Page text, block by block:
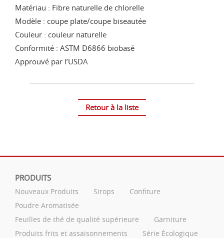
Matériau : Fibre naturelle de chlorelle
Modèle : coupe plate/coupe biseautée
Couleur : couleur naturelle
Conformité : ASTM D6866 biobasé
Approuvé par l’USDA
Retour à la liste
PRODUITS
Nouveaux Produits Sirops
Confiture
Poudre Aromatisée
Feuilles de thé de qualité supérieure
Garniture
Produits frits et assaisonnements
Série Écologique